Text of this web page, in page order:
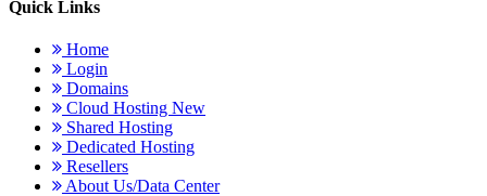
Quick Links
Home
Login
Domains
Cloud Hosting New
Shared Hosting
Dedicated Hosting
Resellers
About Us/Data Center